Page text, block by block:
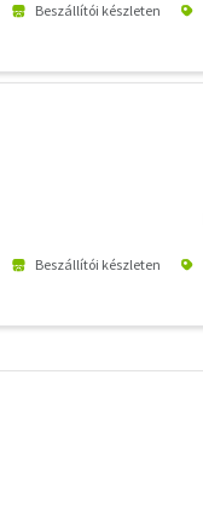
Beszállítói készleten
Beszállítói készleten